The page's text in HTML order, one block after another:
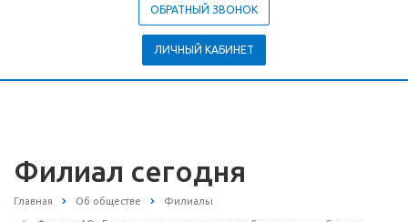
ОБРАТНЫЙ ЗВОНОК
ЛИЧНЫЙ КАБИНЕТ
Филиал сегодня
Главная Об обществе Филиалы